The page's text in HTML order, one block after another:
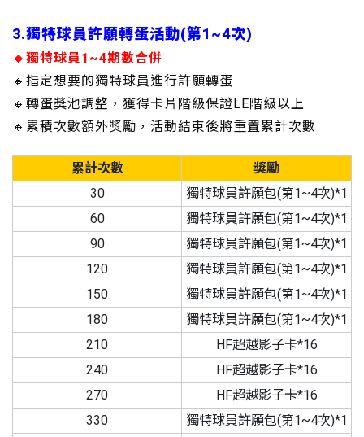
3.獨特球員許願轉蛋活動(第1~4次)
🔸獨特球員1~4期數合併
🔸指定想要的獨特球員進行許願轉蛋
🔸轉蛋獎池調整，獲得卡片階級保證LE階級以上
🔸累積次數額外獎勵，活動結束後將重置累計次數
累計次數
獎勵
30
獨特球員許願包(第1~4次)*1
60
獨特球員許願包(第1~4次)*1
90
獨特球員許願包(第1~4次)*1
120
獨特球員許願包(第1~4次)*1
150
獨特球員許願包(第1~4次)*1
180
獨特球員許願包(第1~4次)*1
210
HF超越影子卡*16
240
HF超越影子卡*16
270
HF超越影子卡*16
330
獨特球員許願包(第1~4次)*1